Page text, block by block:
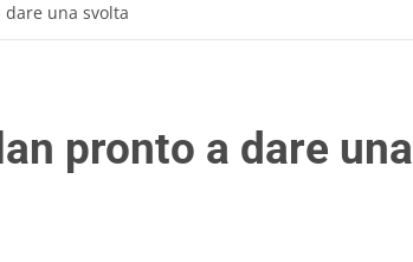
una svolta
pronto a dare una